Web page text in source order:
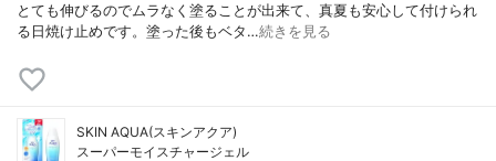
とても伸びるのでムラなく塗ることが出来て、真夏も安心して付けられ
る日焼け止めです。塗った後もベタ…続きを見る
SKIN AQUA(スキンアクア)
スーパーモイスチャージェル